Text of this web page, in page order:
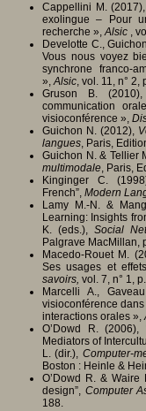
Cappellini M.
exolingue – Pour
recherche »,Alsic ,
Develotte C.,
Vous nous voyez
synchrone franco-
»,Alsic, vol. 11, n° 2,
Gruson B.
communication
visioconférence »,
Guichon N. (2012),
langues, Paris,
Guichon N. & Tellier
multimodale, Paris,
Kinginger C.
French”, Modern
Lamy M.-N. &
Learning: Insights
K. (eds.), Social
Palgrave MacMillan,
Macedo-Rouet M.
Ses usages et
savoirs, vol. 7, n° 1,
Marcelli A.,
visioconférence
interactions orales »,
O’Dowd R.
Mediators of
L. (dir.), Computer-
Boston : Heinle &
O’Dowd R. & Waire
design”, Computer
188.